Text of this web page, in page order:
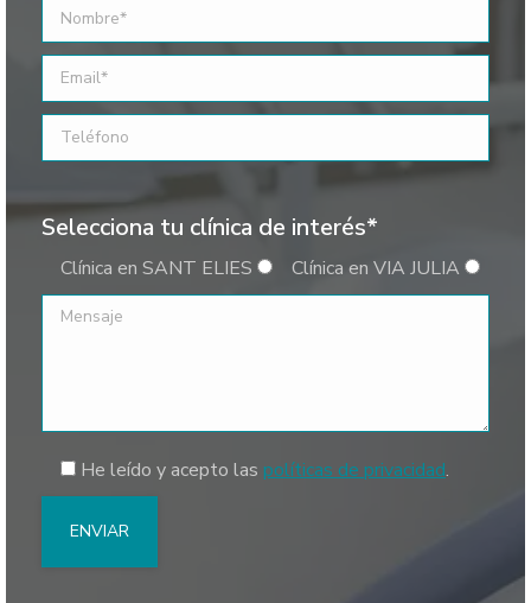
Selecciona tu clínica de interés*
Clínica en SANT ELIES Clínica en VIA JULIA
He leído y acepto las políticas de privacidad.